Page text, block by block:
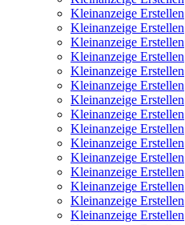
Kleinanzeige Erstellen
Kleinanzeige Erstellen
Kleinanzeige Erstellen
Kleinanzeige Erstellen
Kleinanzeige Erstellen
Kleinanzeige Erstellen
Kleinanzeige Erstellen
Kleinanzeige Erstellen
Kleinanzeige Erstellen
Kleinanzeige Erstellen
Kleinanzeige Erstellen
Kleinanzeige Erstellen
Kleinanzeige Erstellen
Kleinanzeige Erstellen
Kleinanzeige Erstellen